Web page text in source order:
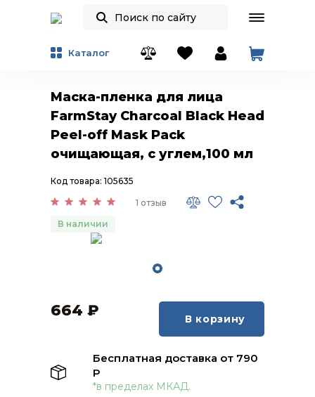
Каталог
Маска-пленка для лица
FarmStay Charcoal Black Head
Peel-off Mask Pack
очищающая, с углем,100 мл
1 отзыв
Код товара: 105635
В наличии
664 ₽ В корзину
Бесплатная доставка от 790
Р
*в пределах МКАД.